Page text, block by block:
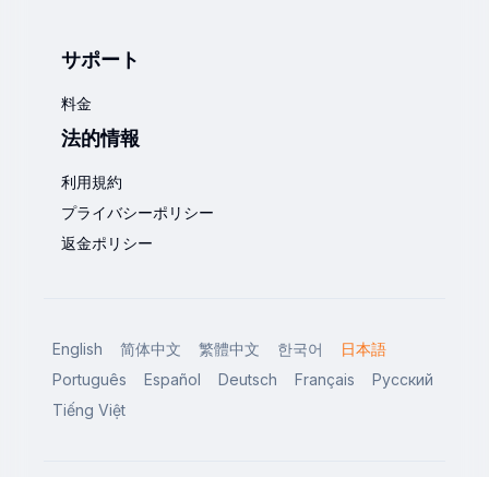
サポート
料金
法的情報
利用規約
プライバシーポリシー
返金ポリシー
English 简体中文 繁體中文 한국어
日本語
Português
Español Deutsch Français
Русский
Tiếng Việt